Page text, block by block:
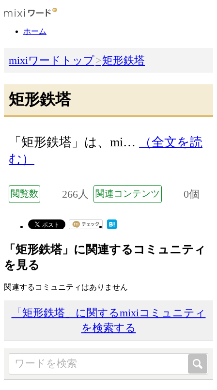
ホーム
mixiワードトップ 矩形鉄塔
矩形鉄塔
「矩形鉄塔」は、mi…
（全文を読
む）
閲覧数 266人 関連コンテンツ 0個
「矩形鉄塔」に関連するコミュニティ
を見る
関連するコミュニティはありません
「矩形鉄塔」に関するmixiコミュニティ
を検索する